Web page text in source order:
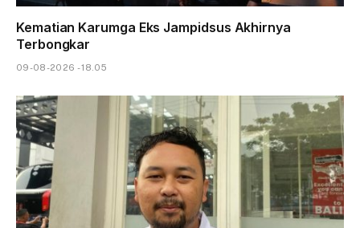
Kematian Karumga Eks Jampidsus Akhirnya
Terbongkar
09-08-2026 - 18.05